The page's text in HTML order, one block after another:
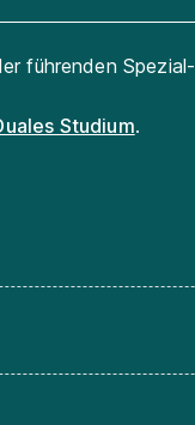
führenden Spezial-
Studium.